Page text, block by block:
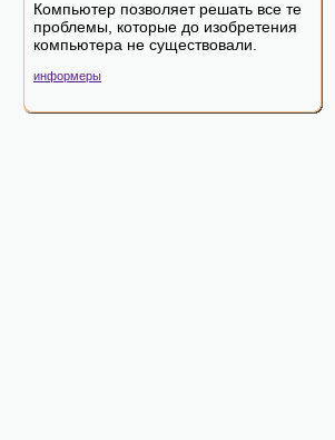
Компьютер позволяет решать все те
проблемы, которые до изобретения
компьютера не существовали.
информеры